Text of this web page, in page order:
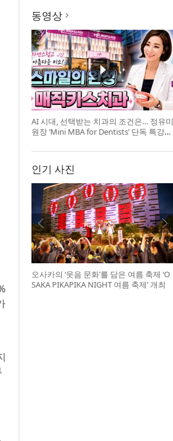
동영상
AI 시대, 선택받는 치과의 조건은… 정유미
원장 ‘Mini MBA for Dentists’ 단독 특강
인기 사진
오사카의 ‘웃음 문화’를 담은 여름 축제 ‘O
SAKA PIKAPIKA NIGHT 여름 축제’ 개최